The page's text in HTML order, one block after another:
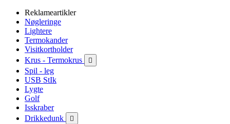
Reklameartikler
Nøgleringe
Lightere
Termokander
Visitkortholder
Krus - Termokrus

Spil - leg
USB StIk
Lygte
Golf
Isskraber
Drikkedunk
